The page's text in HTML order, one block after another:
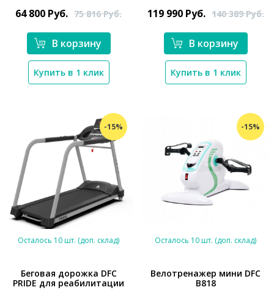
64 800 Руб. 75 816Руб.
В корзину
Купить в 1 клик
119 990 Руб. 140 389Руб.
В корзину
Купить в 1 клик
-15%
Осталось 10 шт. (доп. склад)
Беговая дорожка DFC
PRIDE для реабилитации
-15%
*}
Осталось 10 шт. (доп. склад)
Велотренажер мини DFC
B818